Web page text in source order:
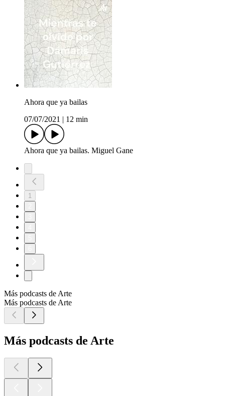
Ahora que ya bailas
07/07/2021
12 min
Ahora que ya bailas. Miguel Gane
1
Más podcasts de Arte
Más podcasts de Arte
Más podcasts de Arte